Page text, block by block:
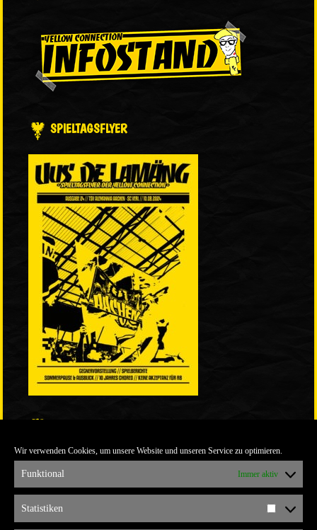
Wir verwenden Cookies, um unsere Website und unseren Service zu optimieren.
Funktional Immer aktiv
Statistiken
SPIELTAGSFLYER
ULTRABLOG DER YELLOW CONNECTION
ALEMANNIA VERKAUFT MAN NICHT
ARCHIV